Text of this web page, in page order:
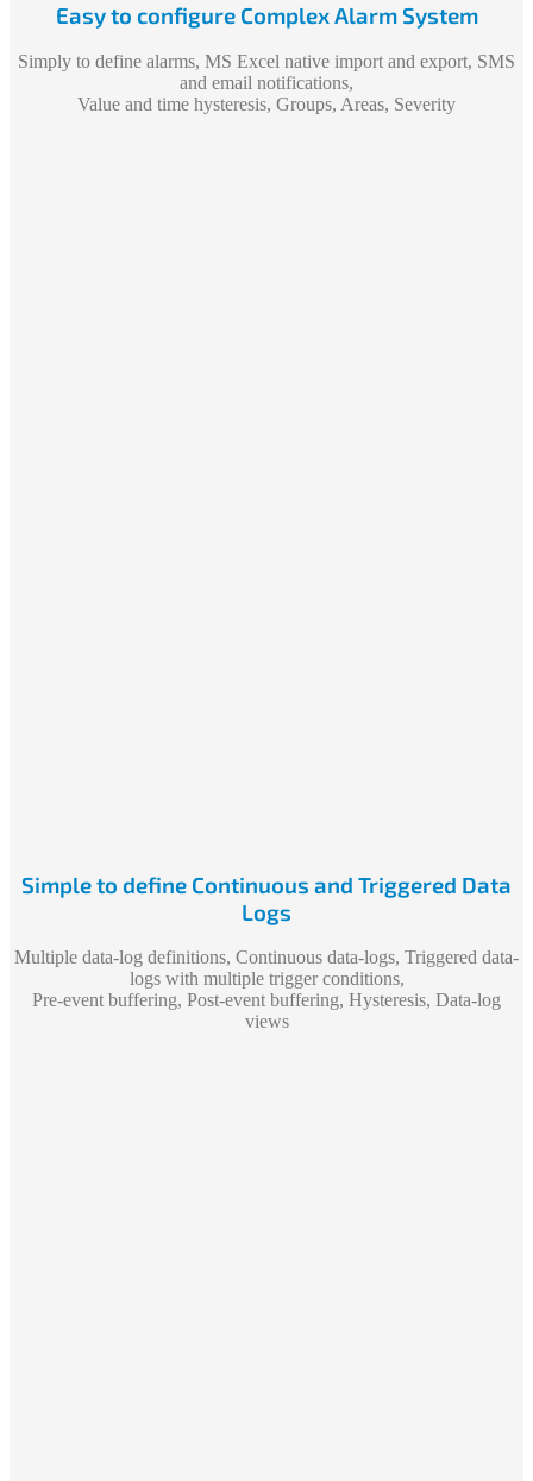
Easy to configure Complex Alarm System
Simply to define alarms, MS Excel native import and export, SMS
and email notifications,
Value and time hysteresis, Groups, Areas, Severity
Simple to define Continuous and Triggered Data
Logs
Multiple data-log definitions, Continuous data-logs, Triggered data-
logs with multiple trigger conditions,
Pre-event buffering, Post-event buffering, Hysteresis, Data-log
views